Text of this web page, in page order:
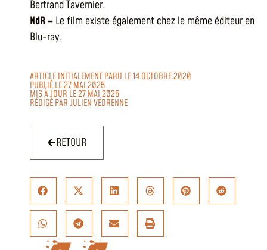
Bertrand Tavernier.
NdR – Le film existe également chez le même éditeur en
Blu-ray.
ARTICLE INITIALEMENT PARU LE 14 OCTOBRE 2020
PUBLIÉ LE 27 MAI 2025
MIS À JOUR LE 27 MAI 2025
RÉDIGÉ PARJULIEN VÉDRENNE
RETOUR